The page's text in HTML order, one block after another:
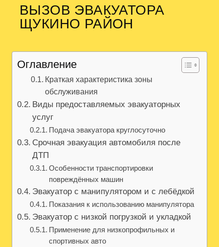
ВЫЗОВ ЭВАКУАТОРА
ЩУКИНО РАЙОН
Оглавление
Краткая характеристика зоны
обслуживания
Виды предоставляемых эвакуаторных
услуг
Подача эвакуатора круглосуточно
Срочная эвакуация автомобиля после
ДТП
Особенности транспортировки
повреждённых машин
Эвакуатор с манипулятором и с лебёдкой
Показания к использованию манипулятора
Эвакуатор с низкой погрузкой и укладкой
Применение для низкопрофильных и
спортивных авто